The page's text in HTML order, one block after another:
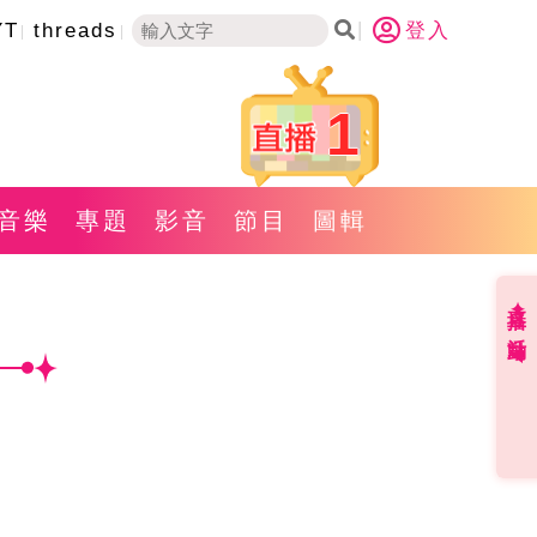
threads 登入
1
樂 專題 影音 節目 圖輯
直播✦活動